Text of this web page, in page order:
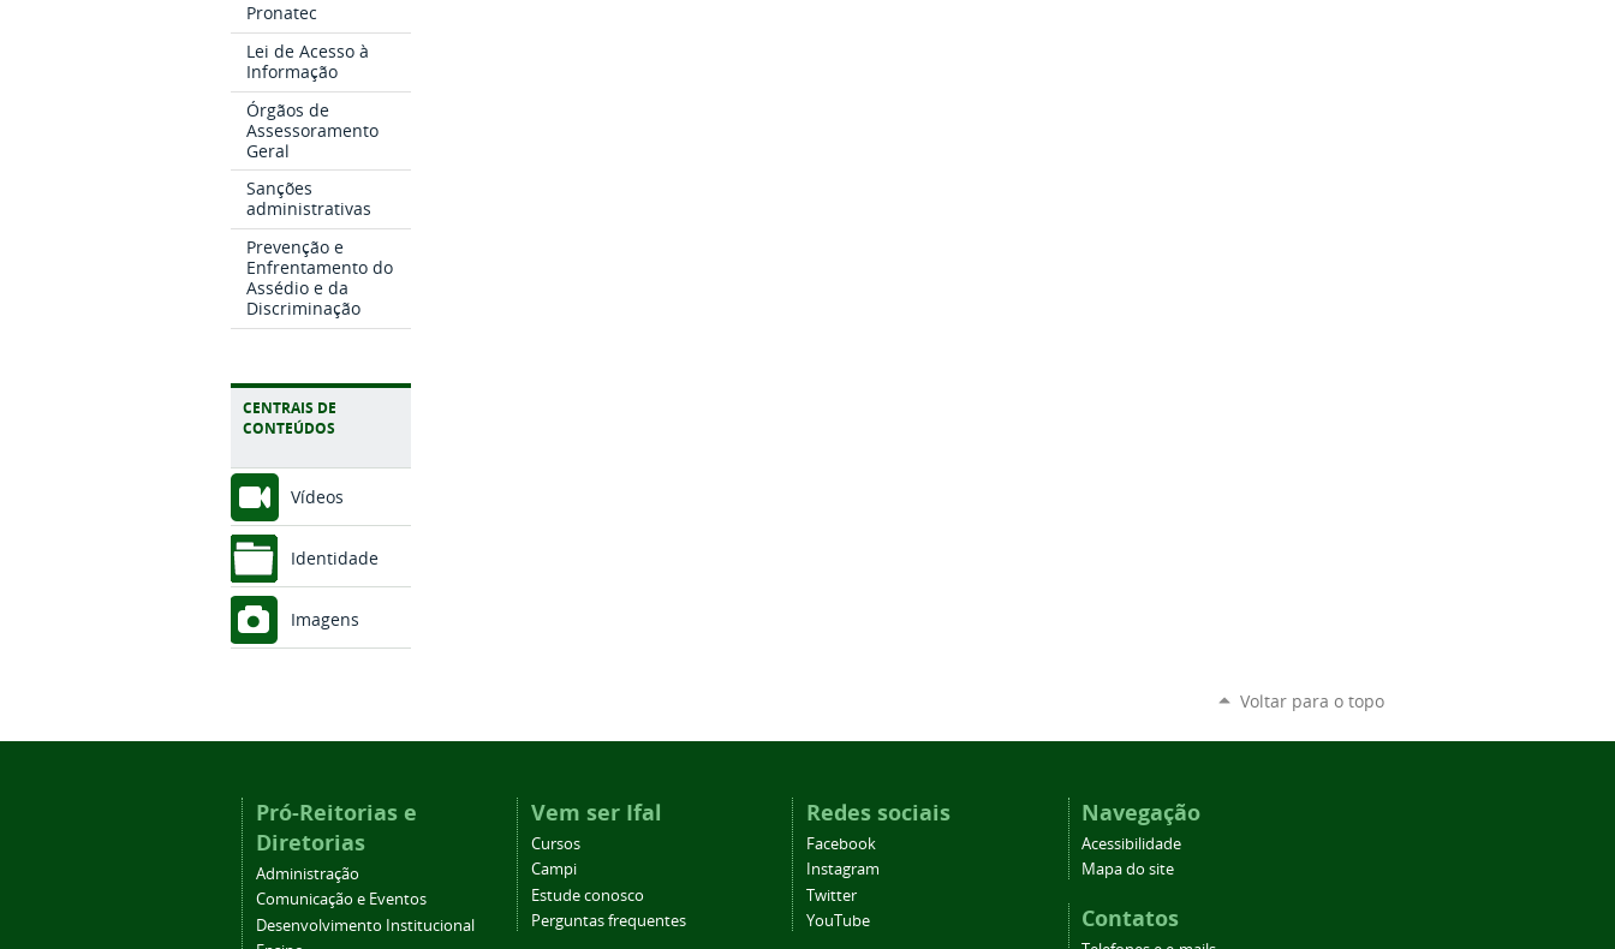
Pronatec
Lei de Acesso à
Informação
Órgãos de
Assessoramento
Geral
Sanções
administrativas
Prevenção e
Enfrentamento do
Assédio e da
Discriminação
CENTRAIS DE
CONTEÚDOS
Vídeos
Identidade
Imagens
Voltar para o topo
Pró-Reitorias e
Diretorias
Administração
Comunicação e Eventos
Desenvolvimento Institucional
Vem ser Ifal
Cursos
Campi
Estude conosco
Perguntas frequentes
Redes sociais
Facebook
Instagram
Twitter
YouTube
Navegação
Acessibilidade
Mapa do site
Contatos